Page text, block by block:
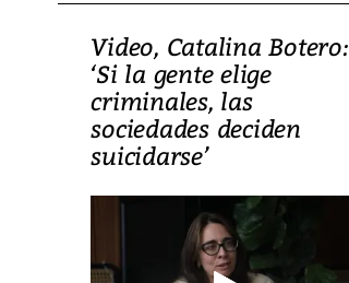
Video, Catalina Botero:
‘Si la gente elige
criminales, las
sociedades deciden
suicidarse’